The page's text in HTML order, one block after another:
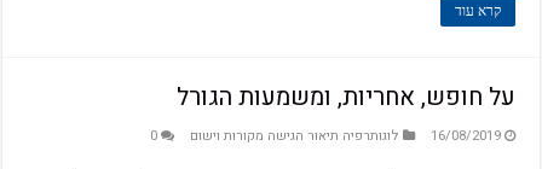
קרא עוד
על חופש, אחריות, ומשמעות הגורל
16/08/2019 לוגותרפיה תיאור הגישה מקורות וישום 0